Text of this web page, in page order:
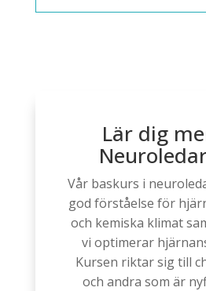
Lär dig
Vår baskurs i
god förståelse för
och kemiska klimat
vi optimerar
Kursen riktar sig till
och andra som är